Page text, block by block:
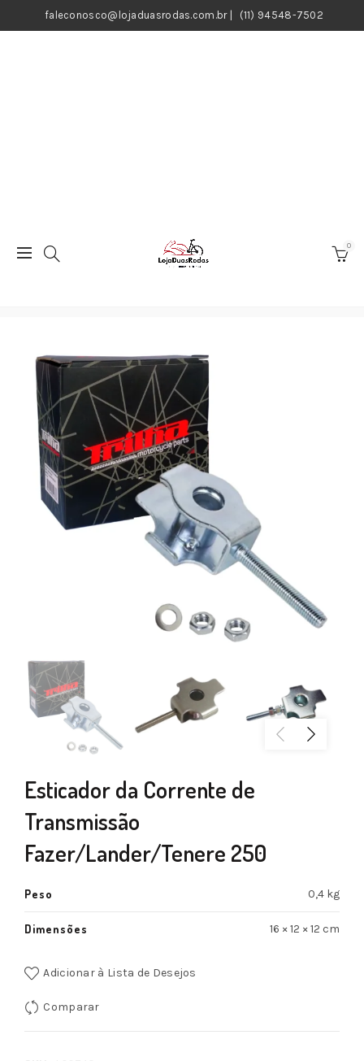
faleconosco@lojaduasrodas.com.br| (11) 94548-7502
0
Esticador da Corrente de
Transmissão
Fazer/Lander/Tenere 250
Peso 0,4 kg
Dimensões 16 × 12 × 12 cm
Adicionar à Lista de Desejos
Comparar